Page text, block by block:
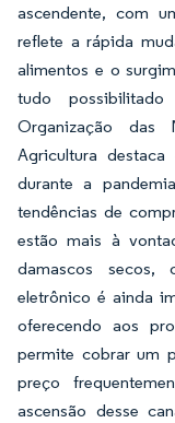
ascendente, com
reflete a rápida
alimentos e o
tudo
Organização das
Agricultura
durante a
tendências de
estão mais à
damascos secos,
eletrônico é ainda
oferecendo aos
permite cobrar um
preço
ascensão desse